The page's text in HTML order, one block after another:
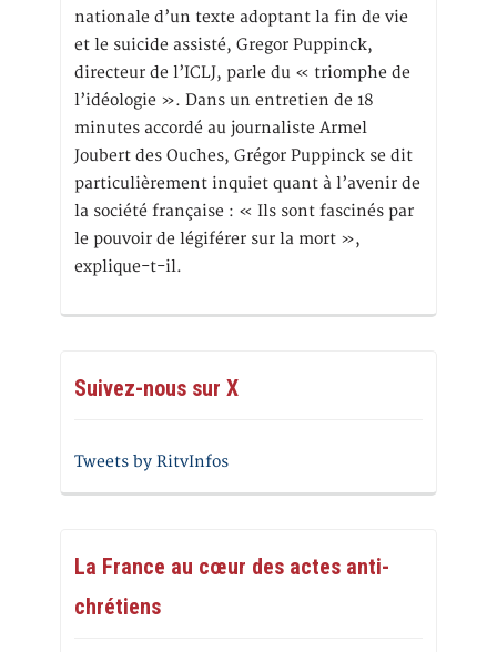
nationale d’un texte adoptant la fin de vie
et le suicide assisté, Gregor Puppinck,
directeur de l’ICLJ, parle du « triomphe de
l’idéologie ». Dans un entretien de 18
minutes accordé au journaliste Armel
Joubert des Ouches, Grégor Puppinck se dit
particulièrement inquiet quant à l’avenir de
la société française : « Ils sont fascinés par
le pouvoir de légiférer sur la mort »,
explique-t-il.
Suivez-nous sur X
Tweets by RitvInfos
La France au cœur des actes anti-
chrétiens